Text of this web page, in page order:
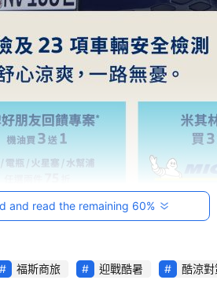
and read the remaining 60%
福斯商旅 迎戰酷暑 酷涼對